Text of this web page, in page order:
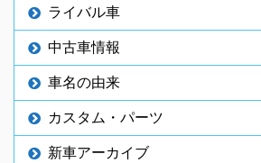
ライバル車
中古車情報
車名の由来
カスタム・パーツ
新車アーカイブ